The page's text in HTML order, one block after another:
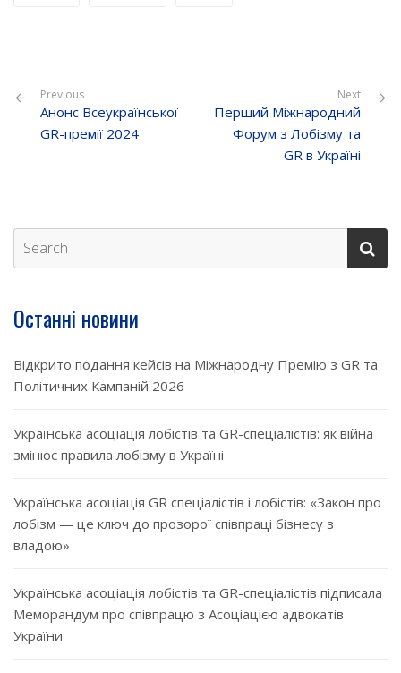
Previous
Анонс Всеукраїнської
GR-премії 2024
Next
Перший Міжнародний
Форум з Лобізму та
GR в Україні
Останні новини
Відкрито подання кейсів на Міжнародну Премію з GR та
Політичних Кампаній 2026
Українська асоціація лобістів та GR-спеціалістів: як війна
змінює правила лобізму в Україні
Українська асоціація GR спеціалістів і лобістів: «Закон про
лобізм — це ключ до прозорої співпраці бізнесу з
владою»
Українська асоціація лобістів та GR-спеціалістів підписала
Меморандум про співпрацю з Асоціацією адвокатів
України